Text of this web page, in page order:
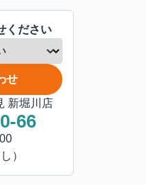
ください
せ
新堀川店
66
）